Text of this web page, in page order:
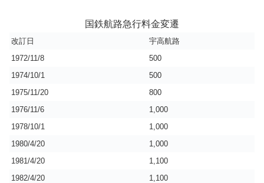
国鉄航路急行料金変遷
改訂日
宇高航路
1972/11/8
500
1974/10/1
500
1975/11/20
800
1976/11/6
1,000
1978/10/1
1,000
1980/4/20
1,000
1981/4/20
1,100
1982/4/20
1,100